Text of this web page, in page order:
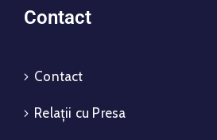
Contact
Contact
Relații cu Presa